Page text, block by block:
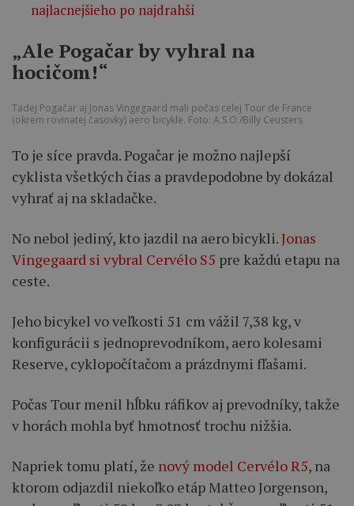
najlacnejšieho po najdrahší
„Ale Pogačar by vyhral na
hocičom!“
Tadej Pogačar aj Jonas Vingegaard mali počas celej Tour de France
(okrem rovinatej časovky) aero bicykle. Foto: A.S.O./Billy Ceusters
To je síce pravda. Pogačar je možno najlepší
cyklista všetkých čias a pravdepodobne by dokázal
vyhrať aj na skladačke.
No nebol jediný, kto jazdil na aero bicykli.Jonas
Vingegaard si vybral Cervélo S5 pre každú etapu na
ceste.
Jeho bicykel vo veľkosti 51 cm vážil 7,38 kg, v
konfigurácii s jednoprevodníkom, aero kolesami
Reserve, cyklopočítačom a prázdnymi fľašami.
Počas Tour menil hĺbku ráfikov aj prevodníky, takže
v horách mohla byť hmotnosť trochu nižšia.
Napriek tomu platí, že nový model Cervélo R5, na
ktorom odjazdil niekoľko etáp Matteo Jorgenson,